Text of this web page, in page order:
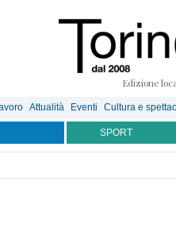
Edizione
Attualità Eventi Cultura e
SPORT